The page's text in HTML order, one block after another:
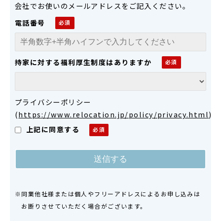
会社でお使いのメールアドレスをご記入ください。
電話番号
持家に対する福利厚生制度はありますか
プライバシーポリシー
(https://www.relocation.jp/policy/privacy.html)
上記に同意する
※同業他社様または個人やフリーアドレスによるお申し込みは
お断りさせていただく場合がございます。